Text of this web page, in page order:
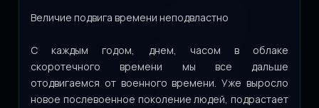
Величие подвига времени неподвластно
С каждым годом, днем, часом в облаке
скоротечного времени мы все дальше
отодвигаемся от военного времени. Уже выросло
новое послевоенное поколение людей, подрастает